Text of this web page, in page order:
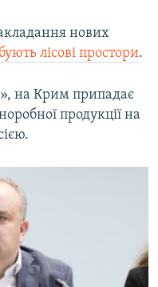
нових
лісові простори.
на Крим припадає
продукції на